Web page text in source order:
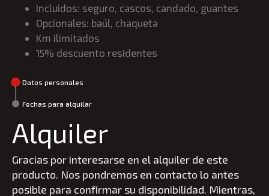
Incluidos: seguro, cascos, candado, guantes
Opcionales: baúl, chaqueta
Km ilimitados
15% descuento residentes
Datos personales
Fechas para alquilar
Alquiler
Gracias por interesarse en el alquiler de este
producto. Nos pondremos en contacto lo antes
posible para confirmar su disponibilidad. Mientras,